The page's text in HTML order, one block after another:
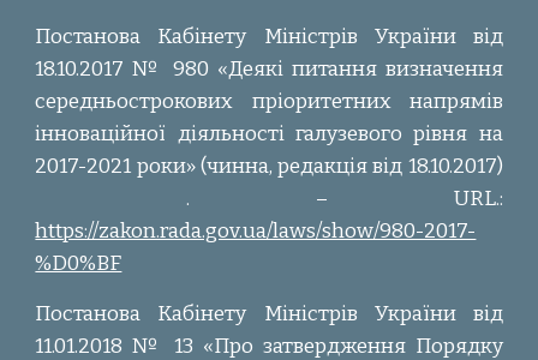
Постанова Кабінету Міністрів України від
18.10.2017 № 980 «Деякі питання визначення
середньострокових пріоритетних напрямів
інноваційної діяльності галузевого рівня на
2017-2021 роки» (чинна, редакція від 18.10.2017)
. – URL.:
https://zakon.rada.gov.ua/laws/show/980-2017-
%D0%BF
Постанова Кабінету Міністрів України від
11.01.2018 № 13 «Про затвердження Порядку